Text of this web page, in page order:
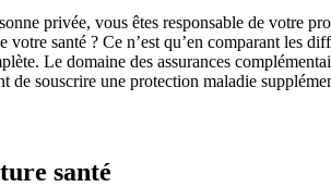
privée, vous êtes responsable de votre
santé ? Ce n’est qu’en comparant les
Le domaine des assurances
de souscrire une protection maladie
santé